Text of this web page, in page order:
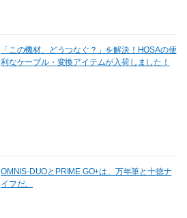
「この機材、どうつなぐ？」を解決！HOSAの便
利なケーブル・変換アイテムが入荷しました！
OMNIS-DUOとPRIME GO+は、万年筆と十徳ナ
イフだ。